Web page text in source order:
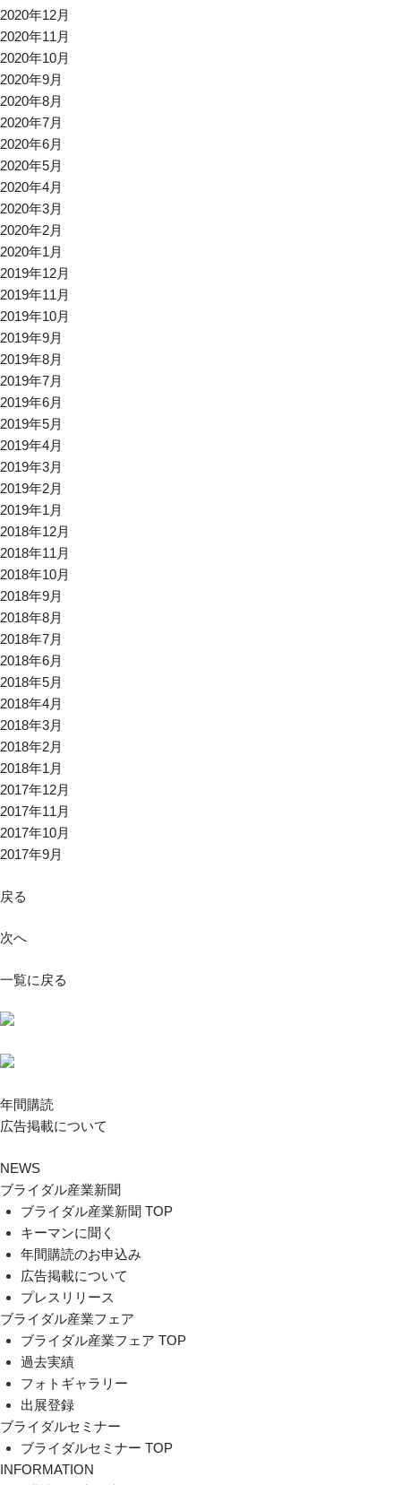
2020年12月
2020年11月
2020年10月
2020年9月
2020年8月
2020年7月
2020年6月
2020年5月
2020年4月
2020年3月
2020年2月
2020年1月
2019年12月
2019年11月
2019年10月
2019年9月
2019年8月
2019年7月
2019年6月
2019年5月
2019年4月
2019年3月
2019年2月
2019年1月
2018年12月
2018年11月
2018年10月
2018年9月
2018年8月
2018年7月
2018年6月
2018年5月
2018年4月
2018年3月
2018年2月
2018年1月
2017年12月
2017年11月
2017年10月
2017年9月
戻る
次へ
一覧に戻る
年間購読
広告掲載について
NEWS
ブライダル産業新聞
ブライダル産業新聞 TOP
キーマンに聞く
年間購読のお申込み
広告掲載について
プレスリリース
ブライダル産業フェア
ブライダル産業フェア TOP
過去実績
フォトギャラリー
出展登録
ブライダルセミナー
ブライダルセミナー TOP
INFORMATION